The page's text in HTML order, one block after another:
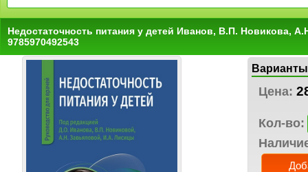
Недостаточность питания у детей Иванов, В.П. Новикова,
9785970492543
Цена:
Кол-во: